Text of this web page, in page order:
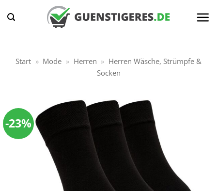
Inhalt
Start » Mode » Herren » Herren Wäsche, Strümpfe &
Socken
-23%